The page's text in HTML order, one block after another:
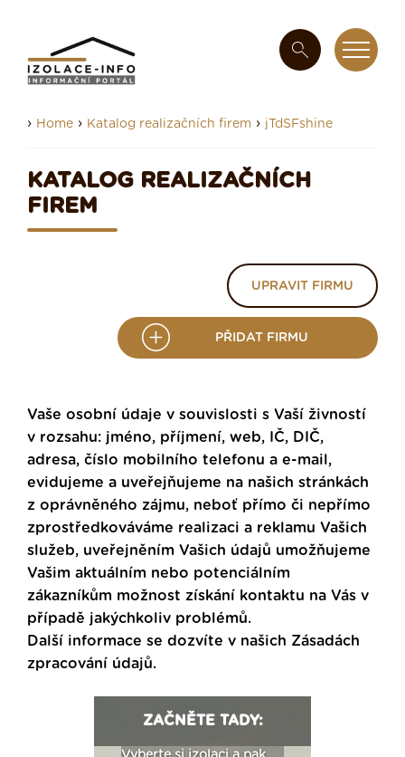
› Home › Katalog realizačních firem › jTdSFshine
KATALOG REALIZAČNÍCH
FIREM
UPRAVIT FIRMU
PŘIDAT FIRMU
Vaše osobní údaje v souvislosti s Vaší živností
v rozsahu: jméno, příjmení, web, IČ, DIČ,
adresa, číslo mobilního telefonu a e-mail,
evidujeme a uveřejňujeme na našich stránkách
z oprávněného zájmu, neboť přímo či nepřímo
zprostředkováváme realizaci a reklamu Vašich
služeb, uveřejněním Vašich údajů umožňujeme
Vašim aktuálním nebo potenciálním
zákazníkům možnost získání kontaktu na Vás v
případě jakýchkoliv problémů.
Další informace se dozvíte v našich Zásadách
zpracování údajů.
ZAČNĚTE TADY: